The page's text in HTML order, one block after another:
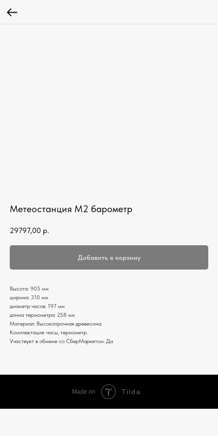
Метеостанция М2 барометр
29797,00 р.
Добавить в корзину
Высота: 905 мм
ширина: 310 мм
диаметр часов: 197 мм
длина термометра: 258 мм
Материал: Высокопрочная древесина.
Комплектация: часы, термометр.
Участвует в обмене со СберМаркетом: Да
Made on Tilda